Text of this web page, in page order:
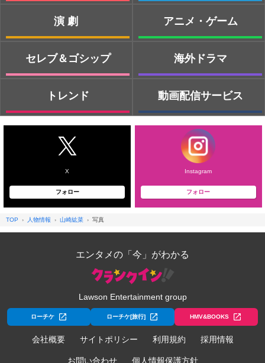
演劇
セレブ＆ゴシップ
トレンド
アニメ・ゲーム
海外ドラマ
動画配信サービス
X
フォロー
Instagram
フォロー
TOP 人物情報 山崎紘菜 写真
エンタメの「今」がわかる
Lawson Entertainment group
ローチケ ローチケ[旅行] HMV&BOOKS
会社概要 サイトポリシー 利用規約 採用情報
お問い合わせ 個人情報保護方針